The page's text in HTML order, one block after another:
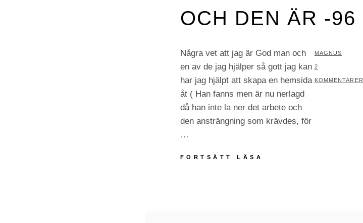
OCH DEN ÄR -96
Några vet att jag är God man och
en av de jag hjälper så gott jag kan
har jag hjälpt att skapa en hemsida
åt ( Han fanns men är nu nerlagd
då han inte la ner det arbete och
den ansträngning som krävdes, för
…
FORTSÄTT LÄSA
AV
MAGNUS
2
KOMMENTARER